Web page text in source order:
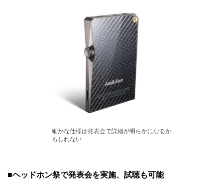
細かな仕様は発表会で詳細が明らかになるか
もしれない
■ヘッドホン祭で発表会を実施、試聴も可能